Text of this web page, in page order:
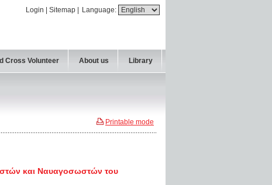
Language:
Login Sitemap
Cross Volunteer About us Library
Printable mode
και Ναυαγοσωστών του